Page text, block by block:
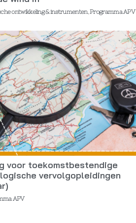
ontwikkeling & instrumenten,Programma APV
voor toekomstbestendige
vervolgopleidingen
APV